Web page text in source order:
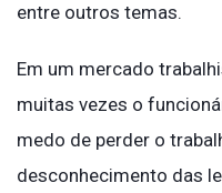
entre outros temas.
Em um mercado
muitas vezes o
medo de perder o
desconhecimento das